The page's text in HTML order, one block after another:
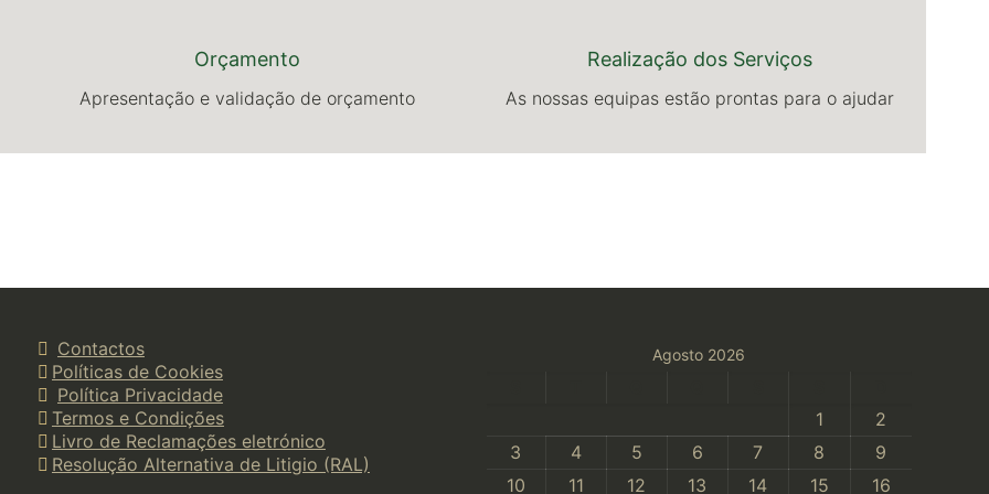
Orçamento
Apresentação e validação de orçamento
Realização dos Serviços
As nossas equipas estão prontas para o ajudar
Contactos
Políticas de Cookies
Política Privacidade
Termos e Condições
Livro de Reclamações eletrónico
Resolução Alternativa de Litigio (RAL)
Agosto 2026
1
2
3
4 5 6 7 8
9
10
11 12 13 14 15 16